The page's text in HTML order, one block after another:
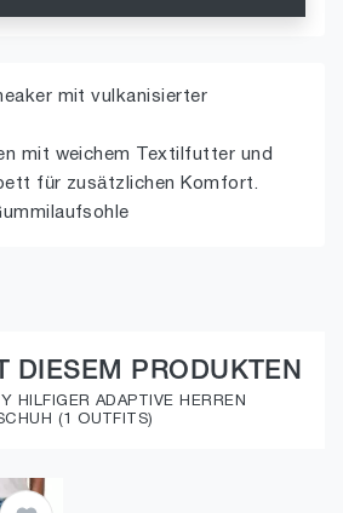
mit vulkanisierter
mit weichem Textilfutter und
für zusätzlichen Komfort.
DIESEM PRODUKTEN
HILFIGER ADAPTIVE HERREN
(1 OUTFITS)